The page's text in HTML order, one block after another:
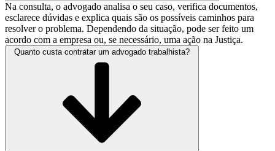
Na consulta, o advogado analisa o seu caso, verifica documentos,
esclarece dúvidas e explica quais são os possíveis caminhos para
resolver o problema. Dependendo da situação, pode ser feito um
acordo com a empresa ou, se necessário, uma ação na Justiça.
Quanto custa contratar um advogado trabalhista?